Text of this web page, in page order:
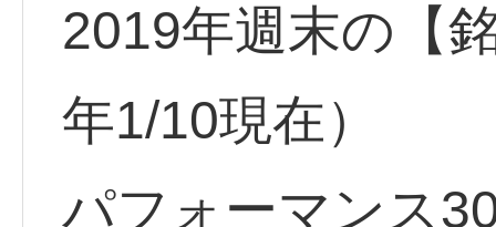
2019年週末の【
年1/10現在）
パフォーマンス